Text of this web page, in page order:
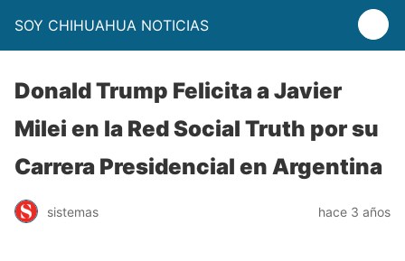
SOY CHIHUAHUA NOTICIAS
Donald Trump Felicita a Javier
Milei en la Red Social Truth por su
Carrera Presidencial en Argentina
sistemas hace 3 años